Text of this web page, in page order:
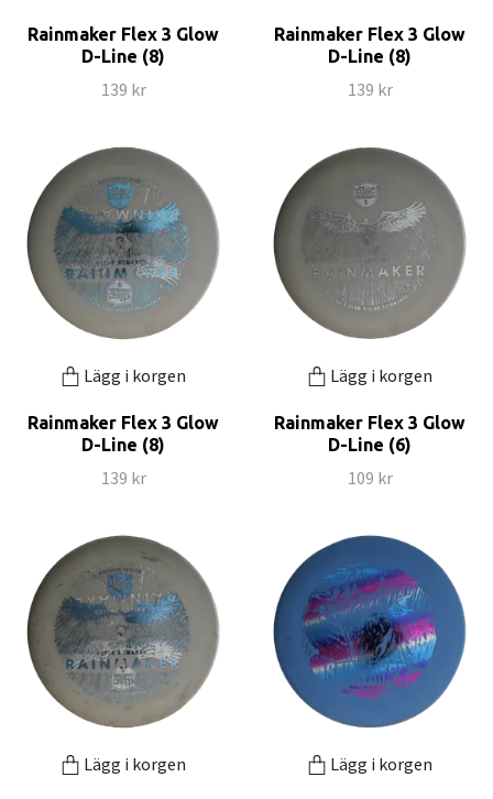
Rainmaker Flex 3 Glow
D-Line (8)
139 kr
Rainmaker Flex 3 Glow
D-Line (8)
139 kr
Lägg i korgen
Rainmaker Flex 3 Glow
D-Line (8)
139 kr
Lägg i korgen
Rainmaker Flex 3 Glow
D-Line (6)
109 kr
Lägg i korgen Lägg i korgen